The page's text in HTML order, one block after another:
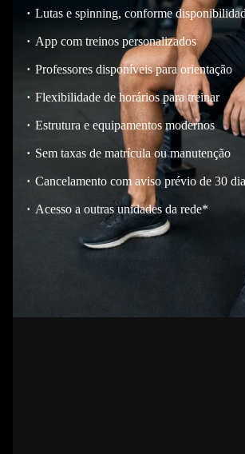
Lutas e spinning, conforme
App com treinos personalizados
Professores disponíveis para orientação
Flexibilidade de horários para treinar
Estrutura e equipamentos modernos
Sem taxas de matrícula ou manutenção
Cancelamento com aviso prévio de 30
Acesso a outras unidades da rede*